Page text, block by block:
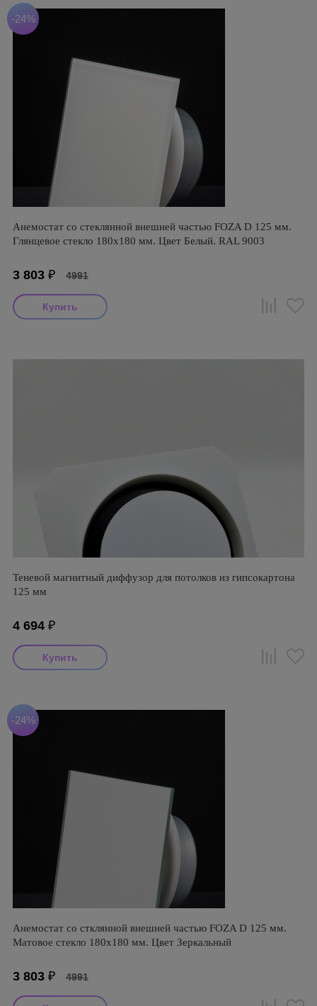
-24%
Анемостат со стеклянной внешней частью FOZA D 125 мм.
Глянцевое стекло 180х180 мм. Цвет Белый. RAL 9003
3 803 ₽ 4991
Теневой магнитный диффузор для потолков из гипсокартона
125 мм
4 694 ₽
-24%
Анемостат со стклянной внешней частью FOZA D 125 мм.
Матовое стекло 180х180 мм. Цвет Зеркальный
3 803 ₽ 4991